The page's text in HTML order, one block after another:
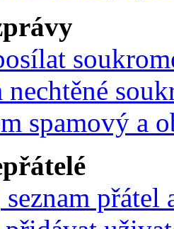
nechtěné
spamový a
přátel